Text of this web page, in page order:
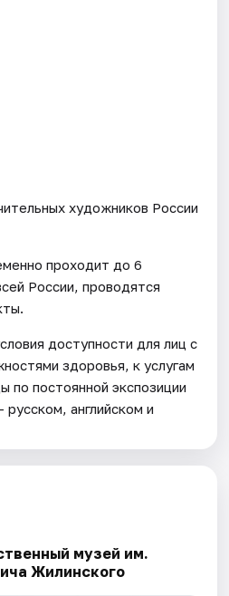
художников России
проходит до 6
России, проводятся
доступности для лиц с
здоровья, к услугам
по постоянной экспозиции
русском, английском и
музей им.
Жилинского